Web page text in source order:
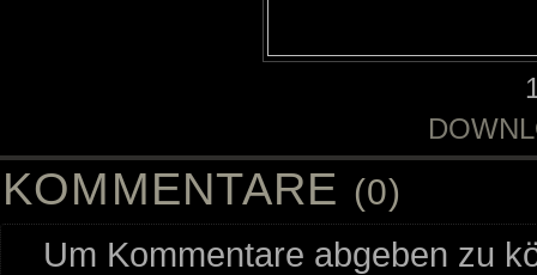
KOMMENTARE (0)
Um Kommentare abgeben zu